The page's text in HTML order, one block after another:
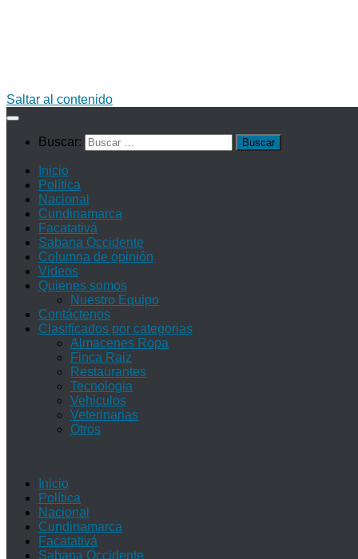
Saltar al contenido
Buscar:
Inicio
Política
Nacional
Cundinamarca
Facatativá
Sabana Occidente
Columna de opinión
Videos
Quienes somos
Nuestro Equipo
Contáctenos
Clasificados por categorias
Almacenes Ropa
Finca Raiz
Restaurantes
Tecnologia
Vehiculos
Veterinarias
Otros
Inicio
Política
Nacional
Cundinamarca
Facatativá
Sabana Occidente